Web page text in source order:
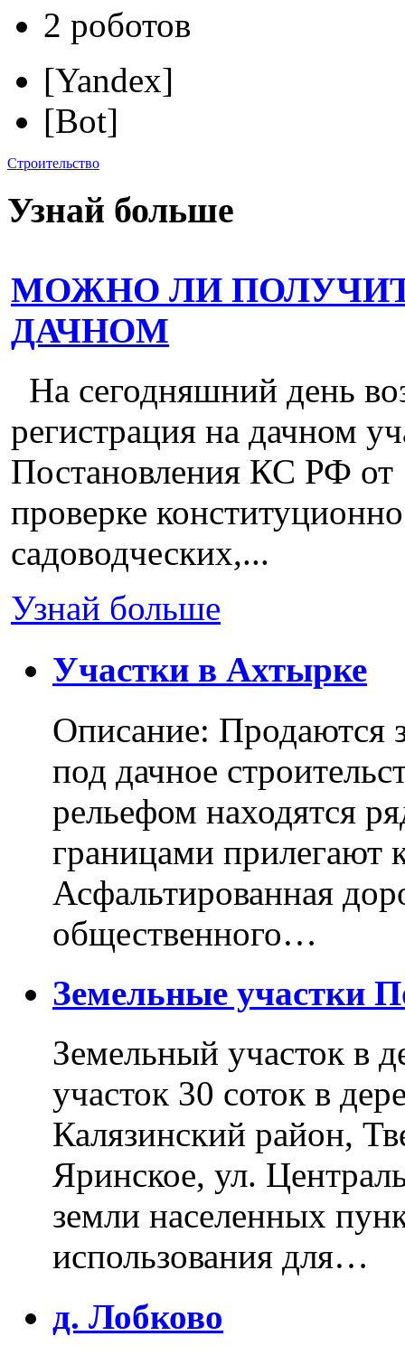
2 роботов
[Yandex]
[Bot]
Строительство
Узнай больше
МОЖНО ЛИ
ДАЧНОМ
На сегодняшний день
регистрация на дачном
Постановления КС РФ
проверке
садоводческих,...
Узнай больше
Участки в Ахтырке
Описание: Продаются
под дачное
рельефом находятся
границами прилегают
Асфальтированная
общественного…
Земельные участки
Земельный участок в
участок 30 соток в
Калязинский район,
Яринское, ул.
земли населенных
использования для…
д. Лобково